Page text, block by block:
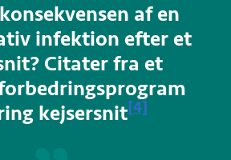
af en
infektion efter et
Citater fra et
kejsersnit[4]
Se